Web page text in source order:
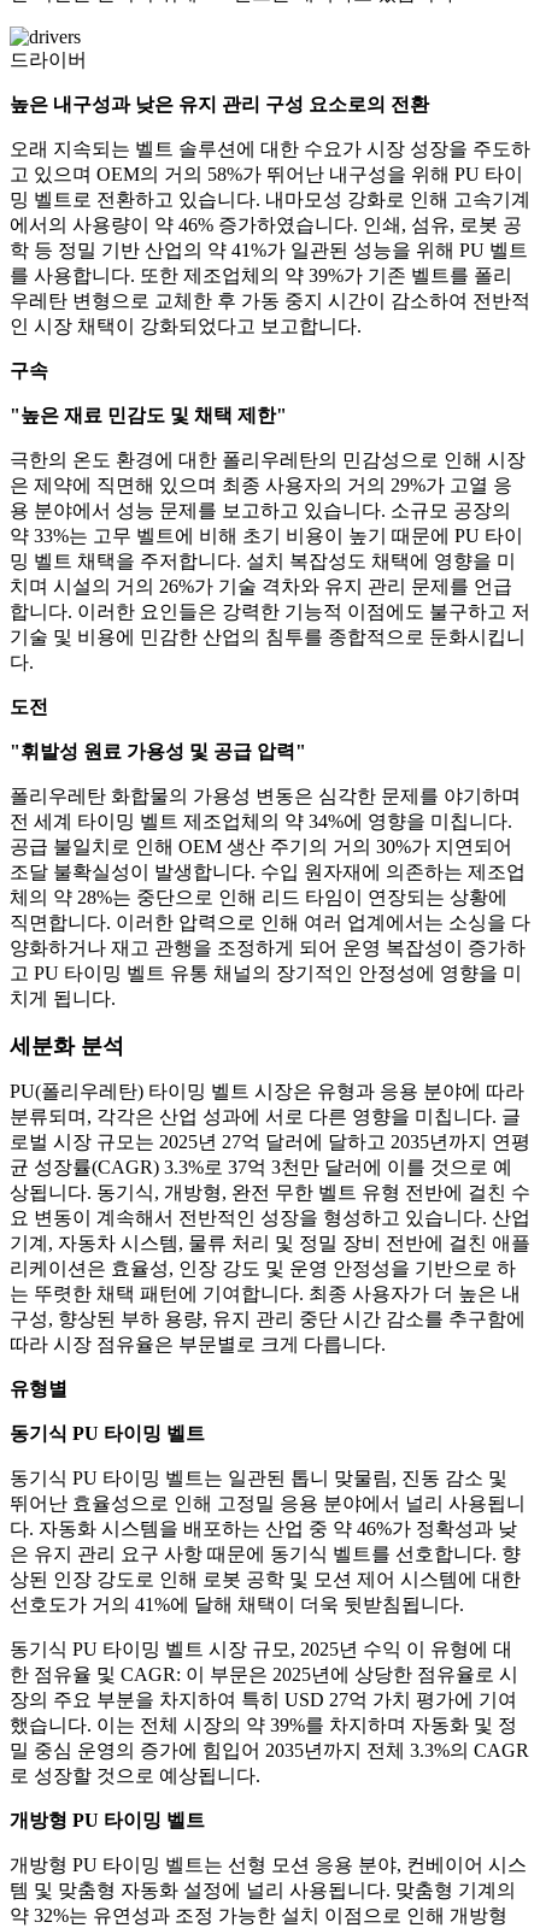
드라이버
높은 내구성과 낮은 유지 관리 구성 요소로의 전환
오래 지속되는 벨트 솔루션에 대한 수요가 시장 성장을 주도하
고 있으며 OEM의 거의 58%가 뛰어난 내구성을 위해 PU 타이
밍 벨트로 전환하고 있습니다. 내마모성 강화로 인해 고속기계
에서의 사용량이 약 46% 증가하였습니다. 인쇄, 섬유, 로봇 공
학 등 정밀 기반 산업의 약 41%가 일관된 성능을 위해 PU 벨트
를 사용합니다. 또한 제조업체의 약 39%가 기존 벨트를 폴리
우레탄 변형으로 교체한 후 가동 중지 시간이 감소하여 전반적
인 시장 채택이 강화되었다고 보고합니다.
구속
"높은 재료 민감도 및 채택 제한"
극한의 온도 환경에 대한 폴리우레탄의 민감성으로 인해 시장
은 제약에 직면해 있으며 최종 사용자의 거의 29%가 고열 응
용 분야에서 성능 문제를 보고하고 있습니다. 소규모 공장의
약 33%는 고무 벨트에 비해 초기 비용이 높기 때문에 PU 타이
밍 벨트 채택을 주저합니다. 설치 복잡성도 채택에 영향을 미
치며 시설의 거의 26%가 기술 격차와 유지 관리 문제를 언급
합니다. 이러한 요인들은 강력한 기능적 이점에도 불구하고 저
기술 및 비용에 민감한 산업의 침투를 종합적으로 둔화시킵니
다.
도전
"휘발성 원료 가용성 및 공급 압력"
폴리우레탄 화합물의 가용성 변동은 심각한 문제를 야기하며
전 세계 타이밍 벨트 제조업체의 약 34%에 영향을 미칩니다.
공급 불일치로 인해 OEM 생산 주기의 거의 30%가 지연되어
조달 불확실성이 발생합니다. 수입 원자재에 의존하는 제조업
체의 약 28%는 중단으로 인해 리드 타임이 연장되는 상황에
직면합니다. 이러한 압력으로 인해 여러 업계에서는 소싱을 다
양화하거나 재고 관행을 조정하게 되어 운영 복잡성이 증가하
고 PU 타이밍 벨트 유통 채널의 장기적인 안정성에 영향을 미
치게 됩니다.
세분화 분석
PU(폴리우레탄) 타이밍 벨트 시장은 유형과 응용 분야에 따라
분류되며, 각각은 산업 성과에 서로 다른 영향을 미칩니다. 글
로벌 시장 규모는 2025년 27억 달러에 달하고 2035년까지 연평
균 성장률(CAGR) 3.3%로 37억 3천만 달러에 이를 것으로 예
상됩니다. 동기식, 개방형, 완전 무한 벨트 유형 전반에 걸친 수
요 변동이 계속해서 전반적인 성장을 형성하고 있습니다. 산업
기계, 자동차 시스템, 물류 처리 및 정밀 장비 전반에 걸친 애플
리케이션은 효율성, 인장 강도 및 운영 안정성을 기반으로 하
는 뚜렷한 채택 패턴에 기여합니다. 최종 사용자가 더 높은 내
구성, 향상된 부하 용량, 유지 관리 중단 시간 감소를 추구함에
따라 시장 점유율은 부문별로 크게 다릅니다.
유형별
동기식 PU 타이밍 벨트
동기식 PU 타이밍 벨트는 일관된 톱니 맞물림, 진동 감소 및
뛰어난 효율성으로 인해 고정밀 응용 분야에서 널리 사용됩니
다. 자동화 시스템을 배포하는 산업 중 약 46%가 정확성과 낮
은 유지 관리 요구 사항 때문에 동기식 벨트를 선호합니다. 향
상된 인장 강도로 인해 로봇 공학 및 모션 제어 시스템에 대한
선호도가 거의 41%에 달해 채택이 더욱 뒷받침됩니다.
동기식 PU 타이밍 벨트 시장 규모, 2025년 수익 이 유형에 대
한 점유율 및 CAGR: 이 부문은 2025년에 상당한 점유율로 시
장의 주요 부분을 차지하여 특히 USD 27억 가치 평가에 기여
했습니다. 이는 전체 시장의 약 39%를 차지하며 자동화 및 정
밀 중심 운영의 증가에 힘입어 2035년까지 전체 3.3%의 CAGR
로 성장할 것으로 예상됩니다.
개방형 PU 타이밍 벨트
개방형 PU 타이밍 벨트는 선형 모션 응용 분야, 컨베이어 시스
템 및 맞춤형 자동화 설정에 널리 사용됩니다. 맞춤형 기계의
약 32%는 유연성과 조정 가능한 설치 이점으로 인해 개방형